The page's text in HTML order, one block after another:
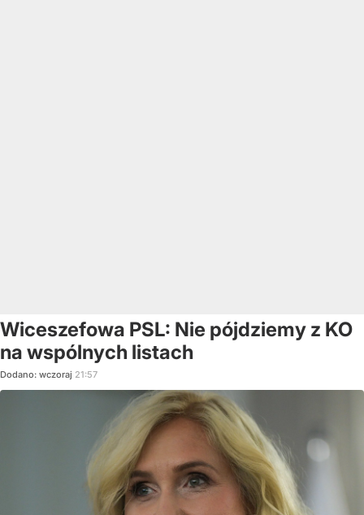
Wiceszefowa PSL: Nie pójdziemy z KO
na wspólnych listach
Dodano: wczoraj 21:57